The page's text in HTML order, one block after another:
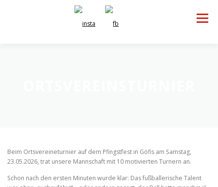
Menü
Beim Ortsvereineturnier auf dem Pfingstfest in Göfis am Samstag,
23.05.2026, trat unsere Mannschaft mit 10 motivierten Turnern an.
Schon nach den ersten Minuten wurde klar: Das fußballerische Talent